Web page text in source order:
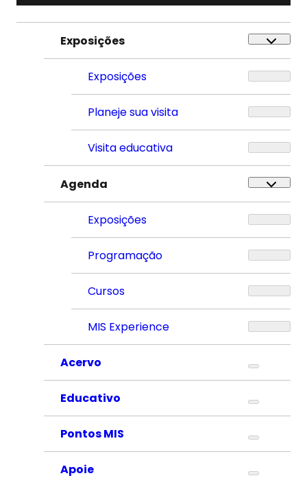
Exposições
Exposições
Planeje sua visita
Visita educativa
Agenda
Exposições
Programação
Cursos
MIS Experience
Acervo
Educativo
Pontos MIS
Apoie